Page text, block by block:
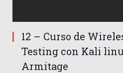
12 – Curso de
Testing con Kali
Armitage